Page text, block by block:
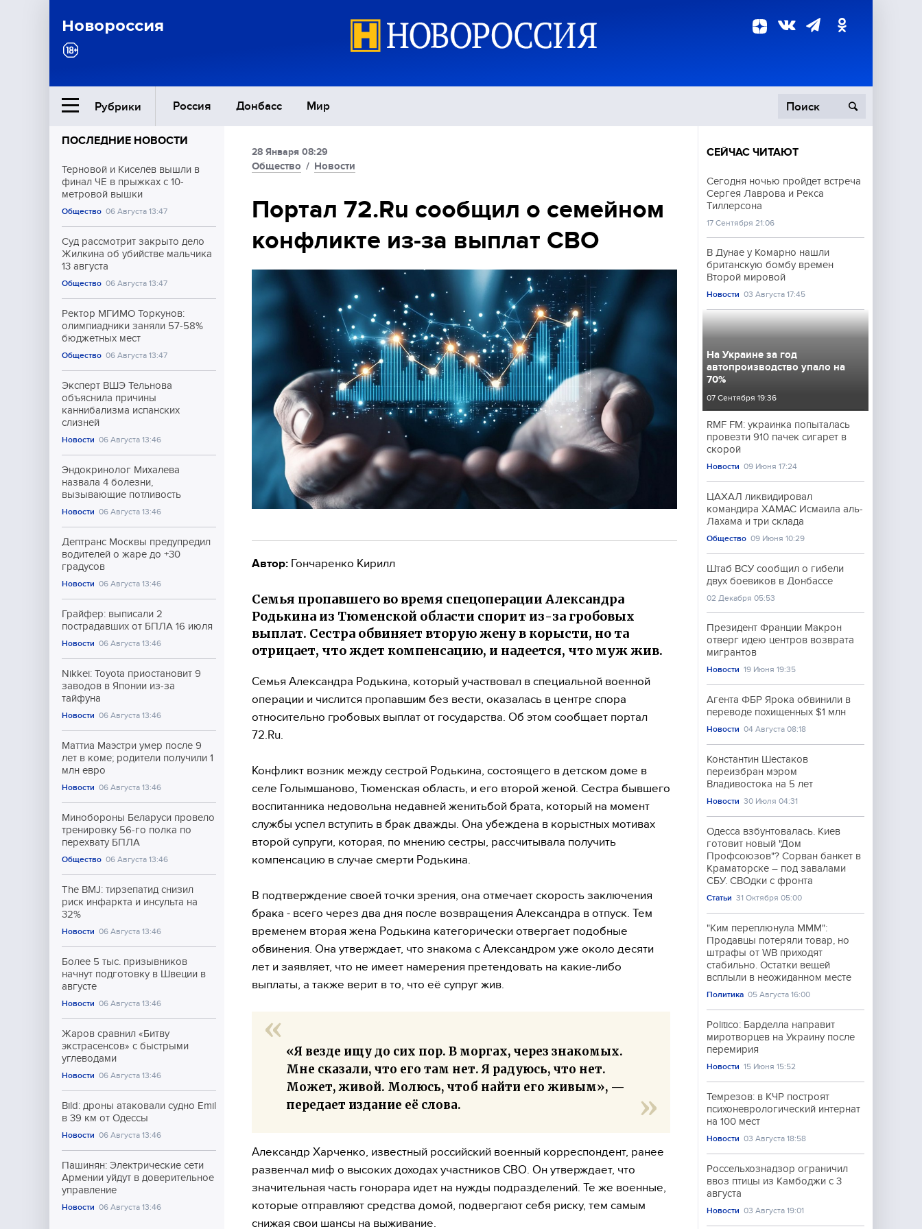
Новороссия
Рубрики Россия Донбасс Мир
Ближний Восток Политика
Общество
Экономика
Происшествия
Культура
Спорт
ПОСЛЕДНИЕ НОВОСТИ
Терновой и Киселёв вышли в
финал ЧЕ в прыжках с 10-
метровой вышки
Общество 06 Августа 13:47
Суд рассмотрит закрыто дело
Жилкина об убийстве мальчика
13 августа
Общество 06 Августа 13:47
Ректор МГИМО Торкунов:
олимпиадники заняли 57-58%
бюджетных мест
Общество 06 Августа 13:47
Эксперт ВШЭ Тельнова
объяснила причины
каннибализма испанских
слизней
Новости 06 Августа 13:46
Эндокринолог Михалева
назвала 4 болезни,
вызывающие потливость
Новости 06 Августа 13:46
Дептранс Москвы предупредил
водителей о жаре до +30
градусов
Новости 06 Августа 13:46
Грайфер: выписали 2
пострадавших от БПЛА 16 июля
Новости 06 Августа 13:46
Nikkei: Toyota приостановит 9
заводов в Японии из-за
тайфуна
Новости 06 Августа 13:46
Маттиа Маэстри умер после 9
лет в коме; родители получили 1
млн евро
Новости 06 Августа 13:46
Минобороны Беларуси провело
тренировку 56-го полка по
перехвату БПЛА
Общество 06 Августа 13:46
The BMJ: тирзепатид снизил
риск инфаркта и инсульта на
32%
Новости 06 Августа 13:46
Более 5 тыс. призывников
начнут подготовку в Швеции в
августе
Новости 06 Августа 13:46
Жаров сравнил «Битву
экстрасенсов» с быстрыми
углеводами
Новости 06 Августа 13:46
Bild: дроны атаковали судно Emil
в 39 км от Одессы
Новости 06 Августа 13:46
Пашинян: Электрические сети
Армении уйдут в доверительное
управление
Новости 06 Августа 13:46
28 Января 08:29
Общество / Новости
Портал 72.Ru сообщил о семейном
конфликте из-за выплат СВО
Автор: Гончаренко Кирилл
Семья пропавшего во время спецоперации Александра
Родькина из Тюменской области спорит из-за гробовых
выплат. Сестра обвиняет вторую жену в корысти, но та
отрицает, что ждет компенсацию, и надеется, что муж жив.
Семья Александра Родькина, который участвовал в специальной военной
операции и числится пропавшим без вести, оказалась в центре спора
относительно гробовых выплат от государства. Об этом сообщает портал
72.Ru.
Конфликт возник между сестрой Родькина, состоящего в детском доме в
селе Голымшаново, Тюменская область, и его второй женой. Сестра бывшего
воспитанника недовольна недавней женитьбой брата, который на момент
службы успел вступить в брак дважды. Она убеждена в корыстных мотивах
второй супруги, которая, по мнению сестры, рассчитывала получить
компенсацию в случае смерти Родькина.
В подтверждение своей точки зрения, она отмечает скорость заключения
брака - всего через два дня после возвращения Александра в отпуск. Тем
временем вторая жена Родькина категорически отвергает подобные
обвинения. Она утверждает, что знакома с Александром уже около десяти
лет и заявляет, что не имеет намерения претендовать на какие-либо
выплаты, а также верит в то, что её супруг жив.
«Я везде ищу до сих пор. В моргах, через знакомых.
Мне сказали, что его там нет. Я радуюсь, что нет.
Может, живой. Молюсь, чтоб найти его живым», —
передает издание её слова.
Александр Харченко, известный российский военный корреспондент, ранее
развенчал миф о высоких доходах участников СВО. Он утверждает, что
значительная часть гонорара идет на нужды подразделений. Те же военные,
которые отправляют средства домой, подвергают себя риску, тем самым
снижая свои шансы на выживание.
СЕЙЧАС ЧИТАЮТ
Сегодня ночью пройдет встреча
Сергея Лаврова и Рекса
Тиллерсона
17 Сентября 21:06
В Дунае у Комарно нашли
британскую бомбу времен
Второй мировой
Новости 03 Августа 17:45
На Украине за год
автопроизводство упало на
70%
07 Сентября 19:36
RMF FM: украинка попыталась
провезти 910 пачек сигарет в
скорой
Новости 09 Июня 17:24
ЦАХАЛ ликвидировал
командира ХАМАС Исмаила аль-
Лахама и три склада
Общество 09 Июня 10:29
Штаб ВСУ сообщил о гибели
двух боевиков в Донбассе
02 Декабря 05:53
Президент Франции Макрон
отверг идею центров возврата
мигрантов
Новости 19 Июня 19:35
Агента ФБР Ярока обвинили в
переводе похищенных $1 млн
Новости 04 Августа 08:18
Константин Шестаков
переизбран мэром
Владивостока на 5 лет
Новости 30 Июля 04:31
Одесса взбунтовалась. Киев
готовит новый "Дом
Профсоюзов"? Сорван банкет в
Краматорске – под завалами
СБУ. СВОдки с фронта
Статьи 31 Октября 05:00
"Ким переплюнула МММ":
Продавцы потеряли товар, но
штрафы от WB приходят
стабильно. Остатки вещей
всплыли в неожиданном месте
Политика 05 Августа 16:00
Politico: Барделла направит
миротворцев на Украину после
перемирия
Новости 15 Июня 15:52
Темрезов: в КЧР построят
психоневрологический интернат
на 100 мест
Новости 03 Августа 18:58
Россельхознадзор ограничил
ввоз птицы из Камбоджи с 3
августа
Новости 03 Августа 19:01